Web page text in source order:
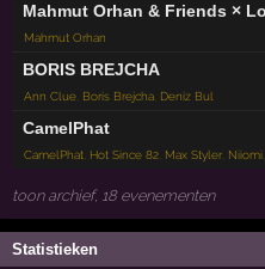
Mahmut Orhan & Friends ×
Mahmut Orhan
BORIS BREJCHA
Ann Clue, Boris Brejcha, Deniz Bul
CamelPhat
CamelPhat, Hot Since 82, Max Styler, Niiomi,
toon archief, 18 evenementen
Statistieken